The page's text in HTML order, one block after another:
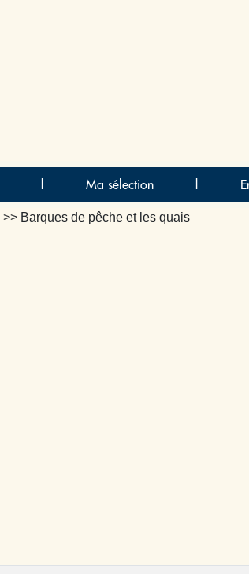
Ma sélection
>> Barques de pêche et les quais